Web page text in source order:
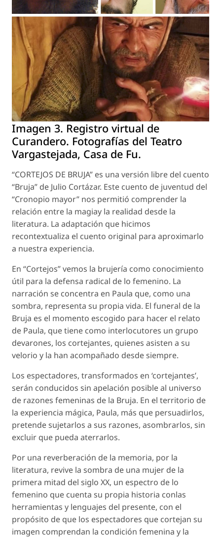
Imagen 3. Registro virtual de
Curandero. Fotografías del Teatro
Vargastejada, Casa de Fu.
“CORTEJOS DE BRUJA” es una versión libre del cuento
“Bruja” de Julio Cortázar. Este cuento de juventud del
“Cronopio mayor” nos permitió comprender la
relación entre la magiay la realidad desde la
literatura. La adaptación que hicimos
recontextualiza el cuento original para aproximarlo
a nuestra experiencia.
En “Cortejos” vemos la brujería como conocimiento
útil para la defensa radical de lo femenino. La
narración se concentra en Paula que, como una
sombra, representa su propia vida. El funeral de la
Bruja es el momento escogido para hacer el relato
de Paula, que tiene como interlocutores un grupo
devarones, los cortejantes, quienes asisten a su
velorio y la han acompañado desde siempre.
Los espectadores, transformados en ‘cortejantes’,
serán conducidos sin apelación posible al universo
de razones femeninas de la Bruja. En el territorio de
la experiencia mágica, Paula, más que persuadirlos,
pretende sujetarlos a sus razones, asombrarlos, sin
excluir que pueda aterrarlos.
Por una reverberación de la memoria, por la
literatura, revive la sombra de una mujer de la
primera mitad del siglo XX, un espectro de lo
femenino que cuenta su propia historia conlas
herramientas y lenguajes del presente, con el
propósito de que los espectadores que cortejan su
imagen comprendan la condición femenina y la